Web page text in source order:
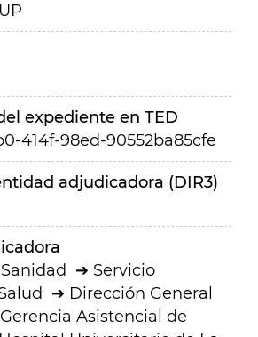
expediente en TED
414f-98ed-90552ba85cfe
adjudicadora (DIR3)
Servicio
Dirección General
Gerencia Asistencial de